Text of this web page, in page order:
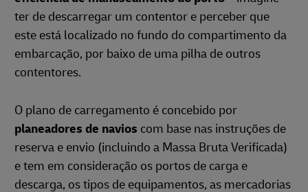
ter de descarregar um contentor e perceber que
este está localizado no fundo do compartimento da
embarcação, por baixo de uma pilha de outros
contentores.
O plano de carregamento é concebido por
planeadores de navios com base nas instruções de
reserva e envio (incluindo a Massa Bruta Verificada)
e tem em consideração os portos de carga e
descarga, os tipos de equipamentos, as mercadorias